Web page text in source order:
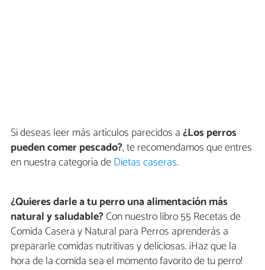
Si deseas leer más artículos parecidos a¿Los perros
pueden comer pescado?, te recomendamos que entres
en nuestra categoría deDietas caseras.
¿Quieres darle a tu perro una alimentación más
natural y saludable?Con nuestro libro 55 Recetas de
Comida Casera y Natural para Perros aprenderás a
prepararle comidas nutritivas y deliciosas. ¡Haz que la
hora de la comida sea el momento favorito de tu perro!